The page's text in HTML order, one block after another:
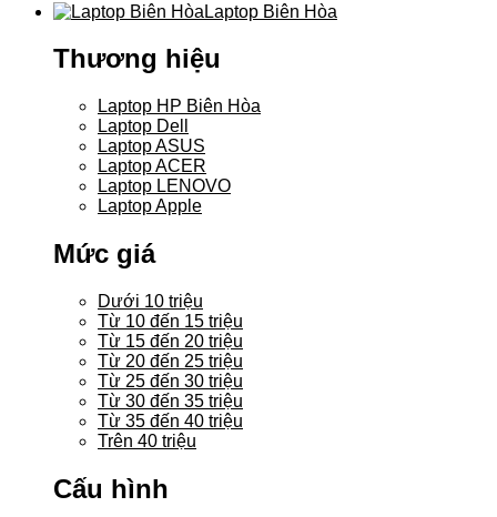
Laptop Biên Hòa
Thương hiệu
Laptop HP Biên Hòa
Laptop Dell
Laptop ASUS
Laptop ACER
Laptop LENOVO
Laptop Apple
Mức giá
Dưới 10 triệu
Từ 10 đến 15 triệu
Từ 15 đến 20 triệu
Từ 20 đến 25 triệu
Từ 25 đến 30 triệu
Từ 30 đến 35 triệu
Từ 35 đến 40 triệu
Trên 40 triệu
Cấu hình